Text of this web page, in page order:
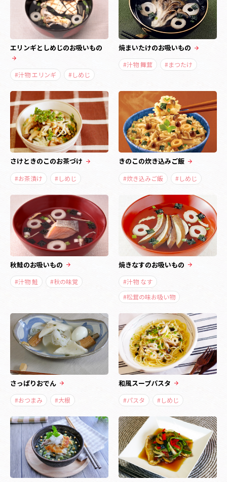
エリンギとしめじのお吸いもの
#汁物 エリンギ #しめじ
焼まいたけのお吸いもの
#汁物 舞茸 #まつたけ
さけときのこのお茶づけ
#お茶漬け #しめじ
きのこの炊き込みご飯
#炊き込みご飯 #しめじ
秋鮭のお吸いもの
#汁物 鮭 #秋の味覚
焼きなすのお吸いもの
#汁物 なす
#松茸の味お吸い物
さっぱりおでん
#おつまみ #大根
和風スープパスタ
#パスタ #しめじ